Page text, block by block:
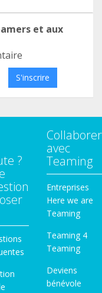
et aux
S'inscrire
?
Collaborer
avec
Teaming
Entreprises
Here we are
Teaming
Teaming 4
Teaming
Deviens
bénévole